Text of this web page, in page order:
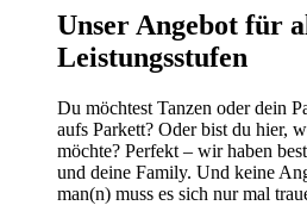
​​​Unser Angebot für
Leistungsstufen
Du möchtest Tanzen oder dein
aufs Parkett? Oder bist du hier,
möchte? Perfekt – wir haben
und deine Family. Und keine
man(n) muss es sich nur mal